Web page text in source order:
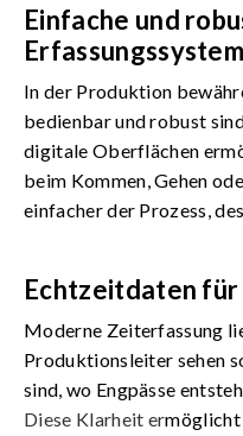
Einfache und
In der Produktion
bedienbar und robust
digitale Oberflächen
beim Kommen, Gehen
einfacher der Prozess,
Echtzeitdaten für
Moderne Zeiterfassung
Produktionsleiter sehen
sind, wo Engpässe
Diese Klarheit ermöglicht